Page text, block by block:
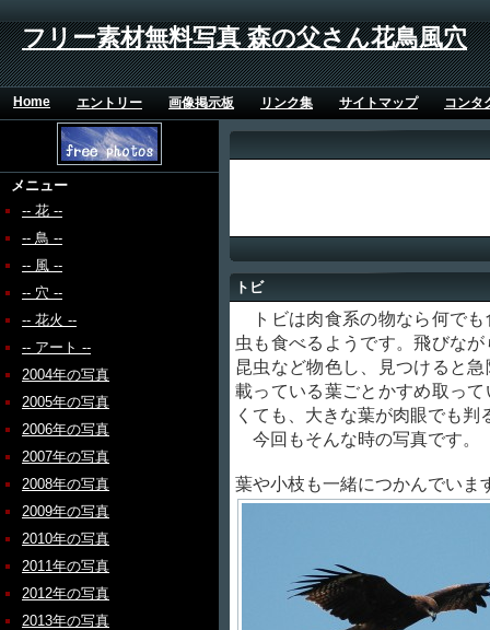
フリー素材無料写真 森の父さん花鳥風穴
Home エントリー 画像掲示板 リンク集 サイトマップ コンタ
メニュー
-- 花 --
-- 鳥 --
-- 風 --
-- 穴 --
-- 花火 --
-- アート --
2004年の写真
2005年の写真
2006年の写真
2007年の写真
2008年の写真
2009年の写真
2010年の写真
2011年の写真
2012年の写真
2013年の写真
トビ
トビは肉食系の物なら何でも
虫も食べるようです。飛びな
昆虫など物色し、見つけると
載っている葉ごとかすめ取っ
くても、大きな葉が肉眼でも判
今回もそんな時の写真です。
葉や小枝も一緒につかんでいま